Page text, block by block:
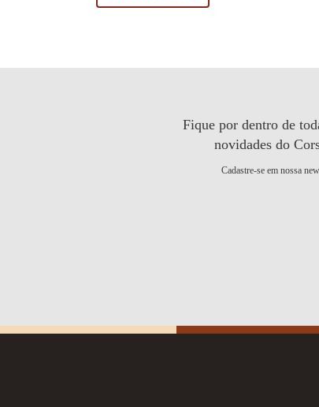
Fique por dentro de
novidades do
Cadastre-se em nossa